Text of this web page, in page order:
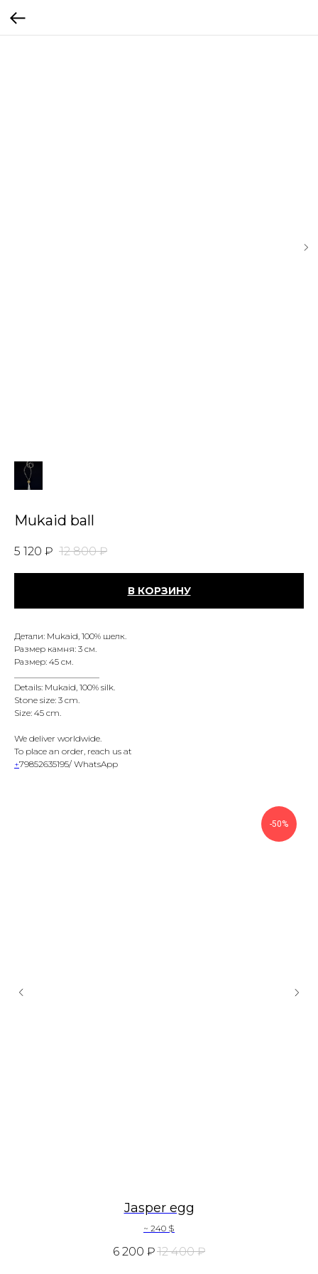
Mukaid ball
5 120 ₽ 12 800 ₽
В КОРЗИНУ
Детали: Mukaid, 100% шелк.
Размер камня: 3 см.
Размер: 45 см.
Details: Mukaid, 100% silk.
Stone size: 3 cm.
Size: 45 cm.
We deliver worldwide.
To place an order, reach us at
+79852635195/ WhatsApp
-50%
Jasper egg
~ 240 $
6 200 ₽12 400 ₽